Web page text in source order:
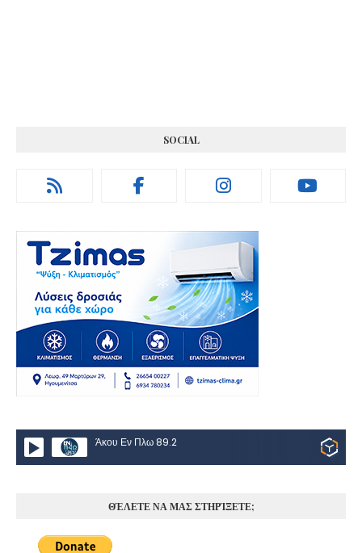
SOCIAL
Άκου Εν Πλω 89.2
ΘΈΛΕΤΕ ΝΑ ΜΑΣ ΣΤΗΡΊΞΕΤΕ;